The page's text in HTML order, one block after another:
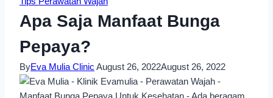
Apa Saja Manfaat Bunga
Pepaya?
ByEva Mulia Clinic August 26, 2022August 26, 2022